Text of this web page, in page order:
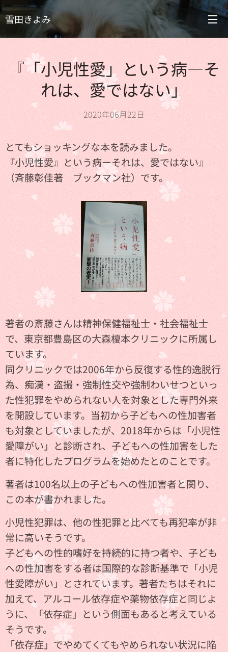
雪田きよみ
『「小児性愛」という病―そ
れは、愛ではない」
2020年06月22日
とてもショッキングな本を読みました。
『小児性愛』という病ーそれは、愛ではない』
（斉藤彰佳著 ブックマン社）です。
著者の斎藤さんは精神保健福祉士・社会福祉士
で、東京都豊島区の大森榎本クリニックに所属し
ています。
同クリニックでは2006年から反復する性的逸脱行
為、痴漢・盗撮・強制性交や強制わいせつといっ
た性犯罪をやめられない人を対象とした専門外来
を開設しています。当初から子どもへの性加害者
も対象としていましたが、2018年からは「小児性
愛障がい」と診断され、子どもへの性加害をした
者に特化したプログラムを始めたとのことです。
著者は100名以上の子どもへの性加害者と関り、
この本が書かれました。
小児性犯罪は、他の性犯罪と比べても再犯率が非
常に高いそうです。
子どもへの性的嗜好を持続的に持つ者や、子ども
への性加害をする者は国際的な診断基準で「小児
性愛障がい」とされています。著者たちはそれに
加えて、アルコール依存症や薬物依存症と同じよ
うに、「依存症」という側面もあると考えている
そうです。
「依存症」でやめてくてもやめられない状況に陥